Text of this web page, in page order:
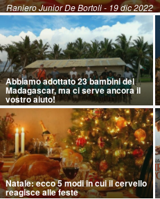
Raniero Junior De Bortoli- 19 dic 2022
Abbiamo adottato 23 bambini del
Madagascar, ma ci serve ancora il
vostro aiuto!
Natale: ecco 5 modi in cui il cervello
reagisce alle feste